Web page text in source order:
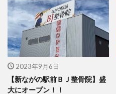
2023年9月6日
【新ながの駅前ＢＪ整骨院】盛
大にオープン！！